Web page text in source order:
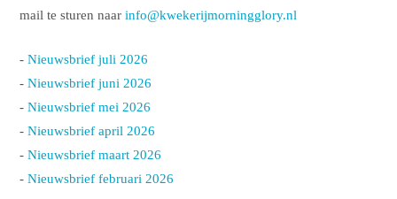
mail te sturen naarinfo@kwekerijmorningglory.nl
-Nieuwsbrief juli 2026
-Nieuwsbrief juni 2026
-Nieuwsbrief mei 2026
-Nieuwsbrief april 2026
-Nieuwsbrief maart 2026
-Nieuwsbrief februari 2026